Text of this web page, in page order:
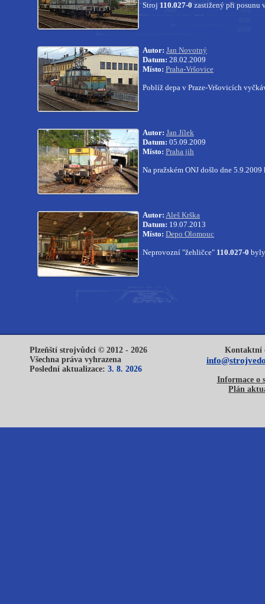
Stroj 110.027-0 zastižený při posunu
Autor: Jan Novotný
Datum: 28.02.2009
Místo: Praha-Vršovice
Poblíž depa v Praze-Vršovicích
Autor: Jan Jílek
Datum: 05.09.2009
Místo: Praha jih
Na pražském ONJ došlo dne
Autor: Aleš Krška
Datum: 19.07.2013
Místo: Depo Olomouc
Neprovozní "žehličce" 110.027-0
Plzeňští strojvůdci © 2012 - 2026
Všechna práva vyhrazena
Poslední aktualizace: 3. 8. 2026
Kontaktní
Informace o
Plán